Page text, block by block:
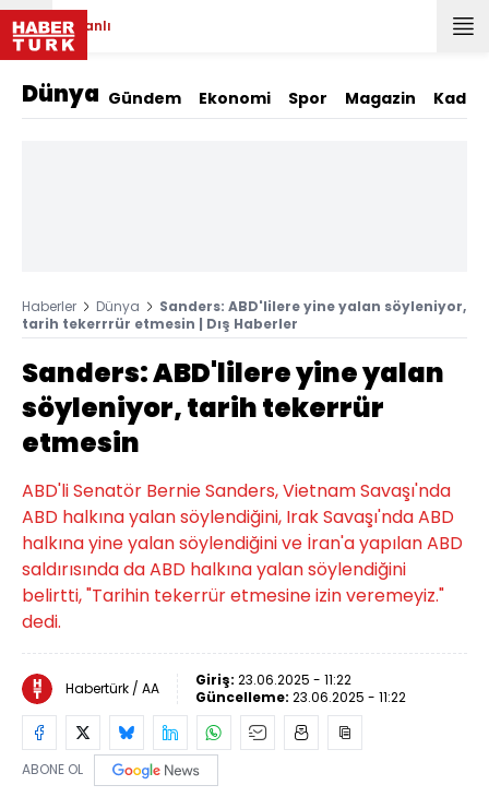
Canlı
Dünya Gündem Ekonomi Spor Magazin Kadın
Haberler Dünya
Sanders: ABD'lilere yine yalan söyleniyor,
tarih tekerrrür etmesin | Dış Haberler
Sanders: ABD'lilere yine yalan
söyleniyor, tarih tekerrür
etmesin
ABD'li Senatör Bernie Sanders, Vietnam Savaşı'nda
ABD halkına yalan söylendiğini, Irak Savaşı'nda ABD
halkına yine yalan söylendiğini ve İran'a yapılan ABD
saldırısında da ABD halkına yalan söylendiğini
belirtti, "Tarihin tekerrür etmesine izin veremeyiz."
dedi.
Habertürk / AA Giriş: 23.06.2025 - 11:22
Güncelleme: 23.06.2025 - 11:22
ABONE OL